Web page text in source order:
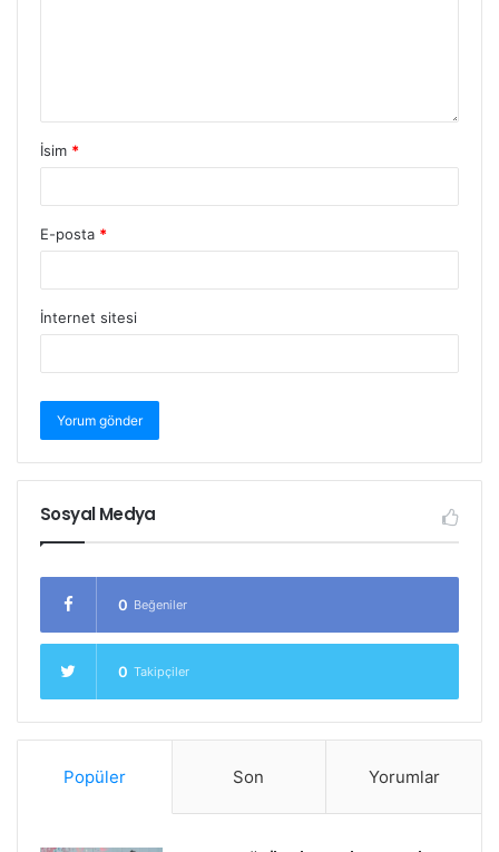
İsim *
E-posta *
İnternet sitesi
Sosyal Medya
0 Beğeniler
0 Takipçiler
Popüler Son Yorumlar